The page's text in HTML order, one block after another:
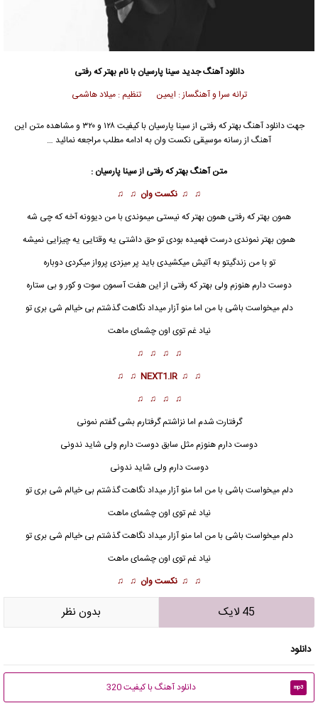
دانلود آهنگ جدیدسینا پارسیان با نام بهتر که رفتی
ترانه سرا و آهنگساز : ایمین تنظیم : میلاد هاشمی
جهت دانلود آهنگ بهتر که رفتی از سینا پارسیان با کیفیت ۱۲۸ و ۳۲۰ و مشاهده متن این
آهنگ از رسانه موسیقی نکست وان به ادامه مطلب مراجعه نمائید …
متن آهنگبهتر که رفتی از سینا پارسیان :
♫ ♫ نکست وان ♫ ♫
همون بهتر که رفتی همون بهتر که نیستی میموندی با من دیوونه آخه که چی شه
همون بهتر نموندی درست فهمیده بودی تو حق داشتی یه وقتایی یه چیزایی نمیشه
تو با من زندگیتو به آتیش میکشیدی باید پر میزدی پرواز میکردی دوباره
دوست دارم هنوزم ولی بهتر که رفتی از این هفت آسمون سوت و کور و بی ستاره
دلم میخواست باشی با من اما منو آزار میداد نگاهت گذشتم بی خیالم شی بری تو
نیاد غم توی اون چشمای ماهت
♫ ♫ ♫ ♫
♫ ♫
NEXT1.IR
♫ ♫
♫ ♫ ♫ ♫
گرفتارت شدم اما نزاشتم گرفتارم بشی گفتم نمونی
دوست دارم هنوزم مثل سابق دوست دارم ولی شاید ندونی
دوست دارم ولی شاید ندونی
دلم میخواست باشی با من اما منو آزار میداد نگاهت گذشتم بی خیالم شی بری تو
نیاد غم توی اون چشمای ماهت
دلم میخواست باشی با من اما منو آزار میداد نگاهت گذشتم بی خیالم شی بری تو
نیاد غم توی اون چشمای ماهت
♫ ♫ نکست وان ♫ ♫
45 لایک بدون نظر
دانلود
mp3 دانلود آهنگ با کیفیت 320